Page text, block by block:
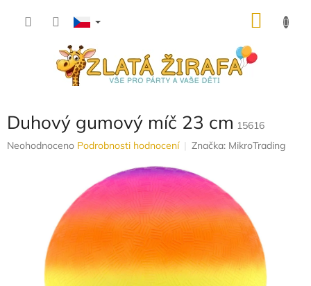
Duhový gumový míč 23 cm 15616
Průměrné
hvězdiček.
Neohodnoceno Podrobnosti hodnocení Značka: MikroTrading